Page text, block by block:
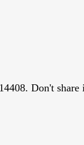
Don't share